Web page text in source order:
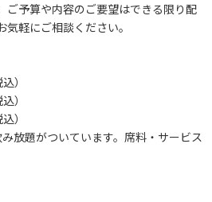
ご予算や内容のご要望はできる限り配
軽にご相談ください。
）
）
）
放題がついています。席料・サービス